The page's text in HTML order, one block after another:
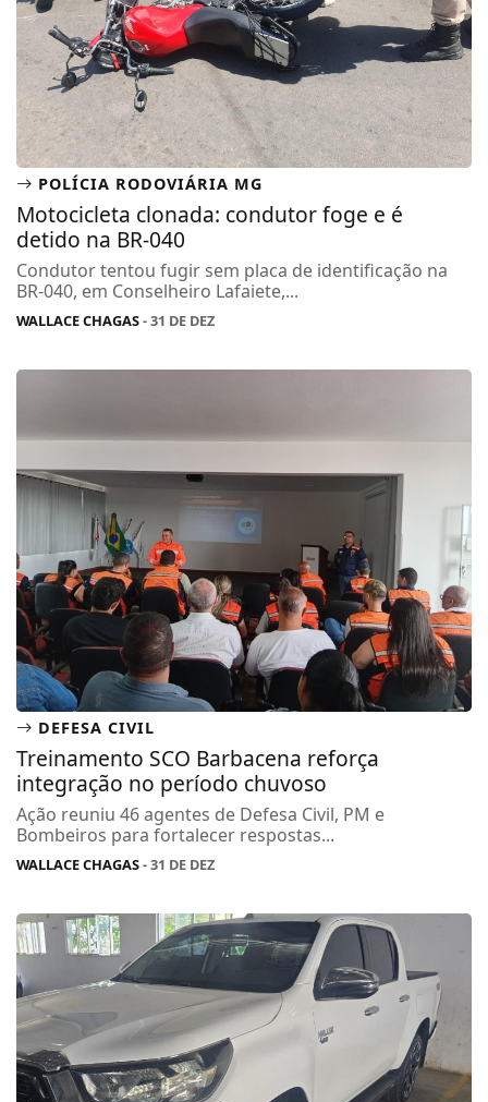
POLÍCIA RODOVIÁRIA MG
Motocicleta clonada: condutor foge e é
detido na BR-040
Condutor tentou fugir sem placa de identificação na
BR-040, em Conselheiro Lafaiete,...
WALLACE CHAGAS- 31 DE DEZ
DEFESA CIVIL
Treinamento SCO Barbacena reforça
integração no período chuvoso
Ação reuniu 46 agentes de Defesa Civil, PM e
Bombeiros para fortalecer respostas...
WALLACE CHAGAS- 31 DE DEZ